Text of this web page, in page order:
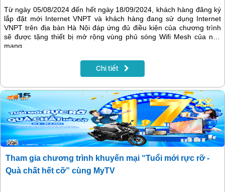
Từ ngày 05/08/2024 đến hết ngày 18/09/2024, khách hàng đăng ký
lắp đặt mới Internet VNPT và khách hàng đang sử dụng Internet
VNPT trên địa bàn Hà Nội đáp ứng đủ điều kiện của chương trình
sẽ được tặng thiết bị mở rộng vùng phủ sóng Wifi Mesh của nhà
mạng.
Chi tiết
Tham gia chương trình khuyến mại “Tuổi mới rực rỡ -
Quà chất hết cỡ” cùng MyTV